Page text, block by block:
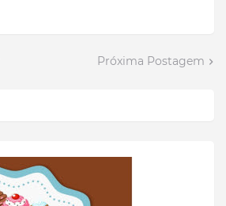
Próxima Postagem